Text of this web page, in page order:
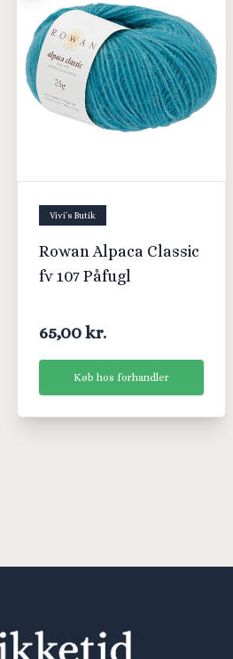
Vivi´s Butik
Rowan Alpaca Classic
fv 107 Påfugl
65,00 kr.
Køb hos forhandler